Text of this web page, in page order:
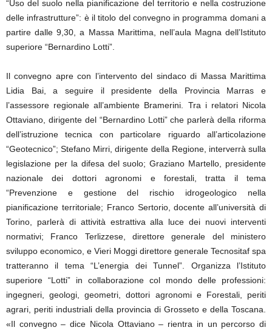
“Uso del suolo nella pianificazione del territorio e nella costruzione
delle infrastrutture”: è il titolo del convegno in programma domani a
partire dalle 9,30, a Massa Marittima, nell’aula Magna dell’Istituto
superiore “Bernardino Lotti”.
Il convegno apre con l’intervento del sindaco di Massa Marittima
Lidia Bai, a seguire il presidente della Provincia Marras e
l’assessore regionale all’ambiente Bramerini. Tra i relatori Nicola
Ottaviano, dirigente del “Bernardino Lotti” che parlerà della riforma
dell’istruzione tecnica con particolare riguardo all’articolazione
“Geotecnico”; Stefano Mirri, dirigente della Regione, interverrà sulla
legislazione per la difesa del suolo; Graziano Martello, presidente
nazionale dei dottori agronomi e forestali, tratta il tema
“Prevenzione e gestione del rischio idrogeologico nella
pianificazione territoriale; Franco Sertorio, docente all’università di
Torino, parlerà di attività estrattiva alla luce dei nuovi interventi
normativi; Franco Terlizzese, direttore generale del ministero
sviluppo economico, e Vieri Moggi direttore generale Tecnositaf spa
tratteranno il tema “L’energia dei Tunnel”. Organizza l’Istituto
superiore “Lotti” in collaborazione col mondo delle professioni:
ingegneri, geologi, geometri, dottori agronomi e Forestali, periti
agrari, periti industriali della provincia di Grosseto e della Toscana.
«Il convegno – dice Nicola Ottaviano – rientra in un percorso di